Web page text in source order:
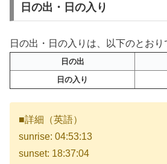
日の出・日の入り
日の出・日の入りは、以下のとおり
日の出
日の入り
■詳細（英語）
sunrise: 04:53:13
sunset: 18:37:04